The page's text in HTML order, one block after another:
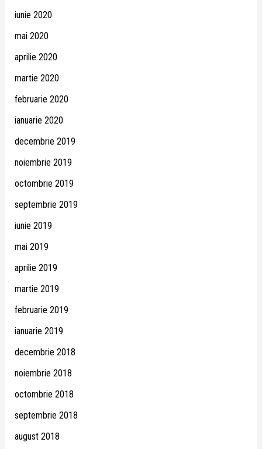
iunie 2020
mai 2020
aprilie 2020
martie 2020
februarie 2020
ianuarie 2020
decembrie 2019
noiembrie 2019
octombrie 2019
septembrie 2019
iunie 2019
mai 2019
aprilie 2019
martie 2019
februarie 2019
ianuarie 2019
decembrie 2018
noiembrie 2018
octombrie 2018
septembrie 2018
august 2018